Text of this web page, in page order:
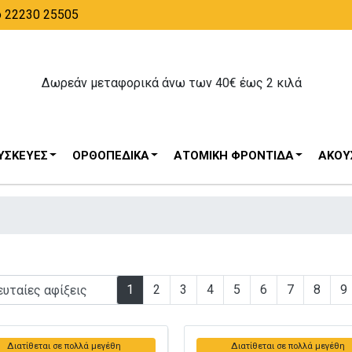
22230 25505
Δωρεάν μεταφορικά άνω των 40€ έως 2 κιλά
ΟΡΘΟΠΕΔΙΚΆ ΑΤΟΜΙΚΉ ΦΡΟΝΤΊΔΑ
1 2 3 4 5 6 7 8 9
Διατίθεται σε πολλά μεγέθη Διατίθεται σε πολλά μεγέθη